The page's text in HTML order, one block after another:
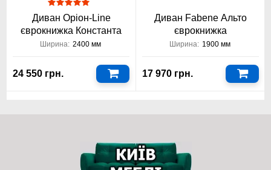
вигляді Ротанг: обмеження шириною від 440 до 880 мм у
будь-якій системі профілю
Трехдверна шафа-купе Стандарт з кутовими полицями
2100x600x2400 2,1 метраяка пропонує меблева фабрика Віп-
Диван Оріон-Line
єврокнижка Константа
Ширина: 2400 мм
24 550 грн.
Диван Fabene Альто
єврокнижка
Ширина: 1900 мм
17 970 грн.